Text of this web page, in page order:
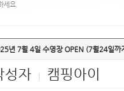
세요.
년 7월 4일 수영장 OPEN (7월24일까
성자 캠핑아이